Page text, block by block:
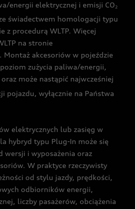
energii elektrycznej i emisji CO2
świadectwem homologacji typu
z procedurą WLTP. Więcej
na stronie
. Montaż akcesoriów w pojeździe
zużycia paliwa/energii,
może nastąpić najwcześniej
pojazdu, wyłącznie na Państwa
elektrycznych lub zasięg w
hybryd typu Plug-In może się
wersji i wyposażenia oraz
W praktyce rzeczywisty
od stylu jazdy, prędkości,
odbiorników energii,
liczby pasażerów, obciążenia